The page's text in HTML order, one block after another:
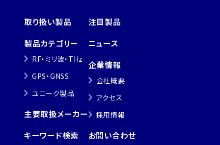
取り扱い製品
製品カテゴリー
RF・ミリ波・THz
GPS・GNSS
ユニーク製品
主要取扱メーカー
キーワード検索
注目製品
ニュース
企業情報
会社概要
アクセス
採用情報
お問い合わせ